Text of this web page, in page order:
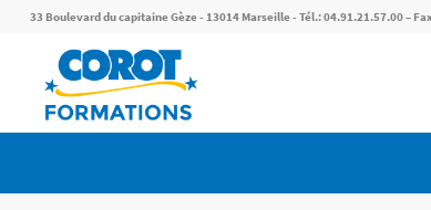
33 Boulevard du capitaine Gèze - 13014 Marseille - Tél.: 04.91.21.57.00 –